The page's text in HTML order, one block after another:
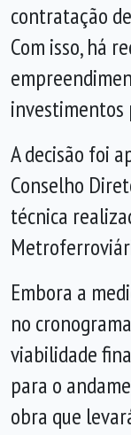
contratação
Com isso, há
investimentos
A decisão foi
Conselho
técnica
Embora a
no
viabilidade
para o
obra que